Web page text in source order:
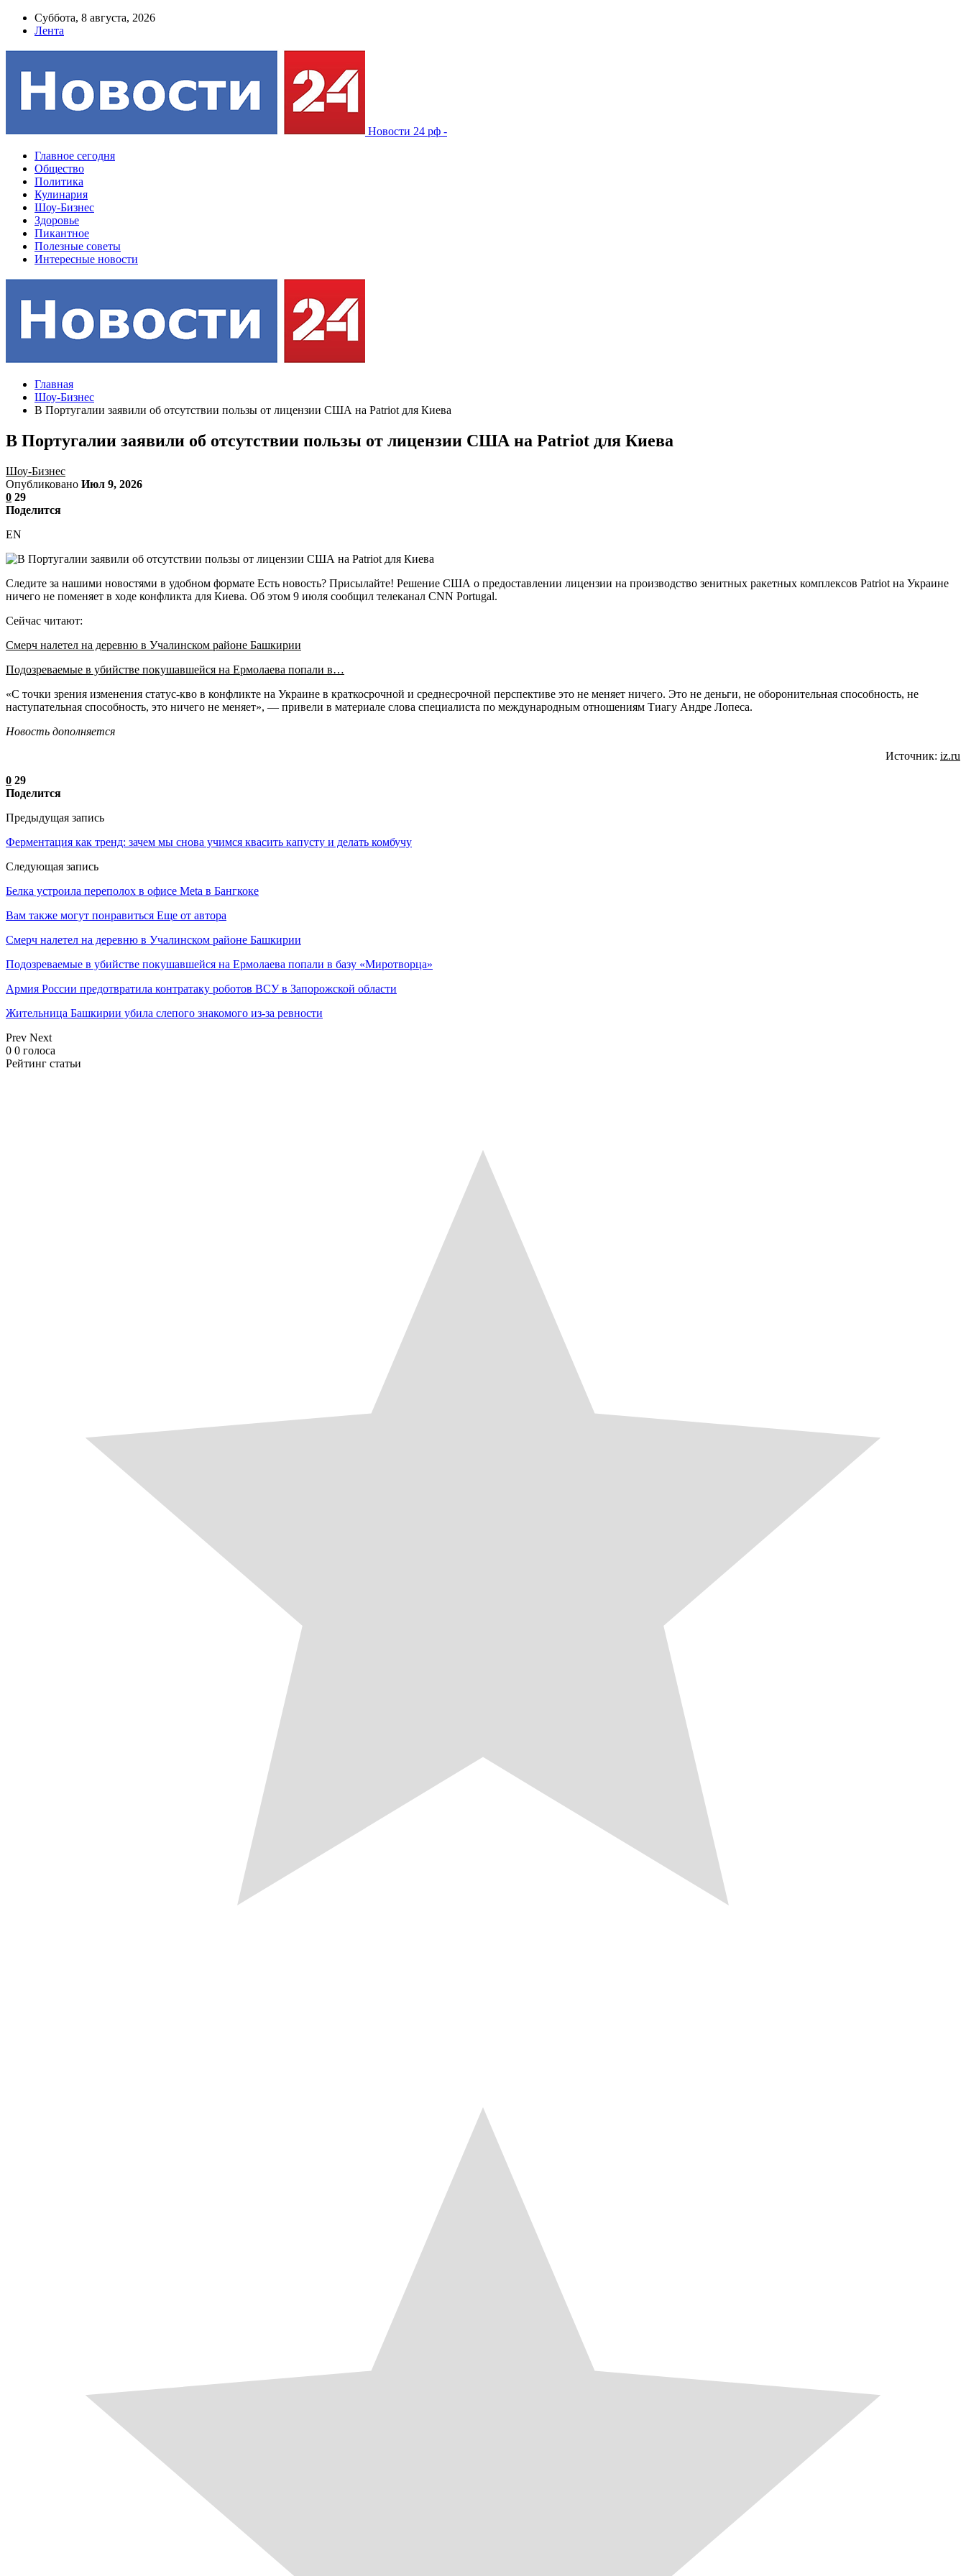
Суббота, 8 августа, 2026
Лента
Новости 24 рф -
Главное сегодня
Общество
Политика
Кулинария
Шоу-Бизнес
Здоровье
Пикантное
Полезные советы
Интересные новости
Главная
Шоу-Бизнес
В Португалии заявили об отсутствии пользы от лицензии США на Patriot для Киева
В Португалии заявили об отсутствии пользы от лицензии США на Patriot для Киева
Шоу-Бизнес
Опубликовано Июл 9, 2026
0 29
Поделится
EN
Следите за нашими новостями в удобном формате Есть новость? Присылайте! Решение США о предоставлении лицензии на производство зенитных ракетных комплексов Patriot на Украине
ничего не поменяет в ходе конфликта для Киева. Об этом 9 июля сообщил телеканал CNN Portugal.
Сейчас читают:
Смерч налетел на деревню в Учалинском районе Башкирии
Подозреваемые в убийстве покушавшейся на Ермолаева попали в…
«С точки зрения изменения статус-кво в конфликте на Украине в краткосрочной и среднесрочной перспективе это не меняет ничего. Это не деньги, не оборонительная способность, не
наступательная способность, это ничего не меняет», — привели в материале слова специалиста по международным отношениям Тиагу Андре Лопеса.
Новость дополняется
Источник: iz.ru
0 29
Поделится
Предыдущая запись
Ферментация как тренд: зачем мы снова учимся квасить капусту и делать комбучу
Следующая запись
Белка устроила переполох в офисе Meta в Бангкоке
Вам также могут понравиться Еще от автора
Смерч налетел на деревню в Учалинском районе Башкирии
Подозреваемые в убийстве покушавшейся на Ермолаева попали в базу «Миротворца»
Армия России предотвратила контратаку роботов ВСУ в Запорожской области
Жительница Башкирии убила слепого знакомого из-за ревности
Prev Next
0 0 голоса
Рейтинг статьи